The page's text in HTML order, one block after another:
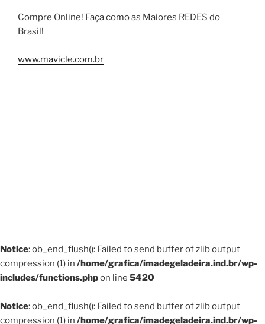
Compre Online! Faça como as Maiores REDES do
Brasil!
www.mavicle.com.br
Notice: ob_end_flush(): Failed to send buffer of zlib output
compression (1) in /home/grafica/imadegeladeira.ind.br/wp-
includes/functions.phpon line 5420
Notice: ob_end_flush(): Failed to send buffer of zlib output
compression (1) in /home/grafica/imadegeladeira.ind.br/wp-